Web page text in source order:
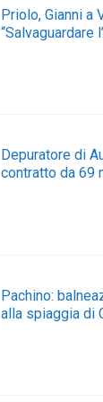
Priolo, Gianni a
“Salvaguardare
Depuratore di
contratto da 69
Pachino:
alla spiaggia di